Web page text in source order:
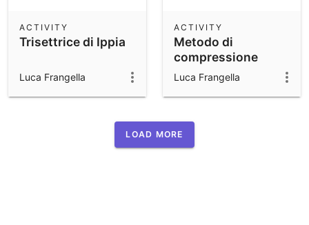
Trisettrice di Ippia
ACTIVITY
Luca Frangella
Metodo di
compressione
ACTIVITY
Luca Frangella
LOAD MORE